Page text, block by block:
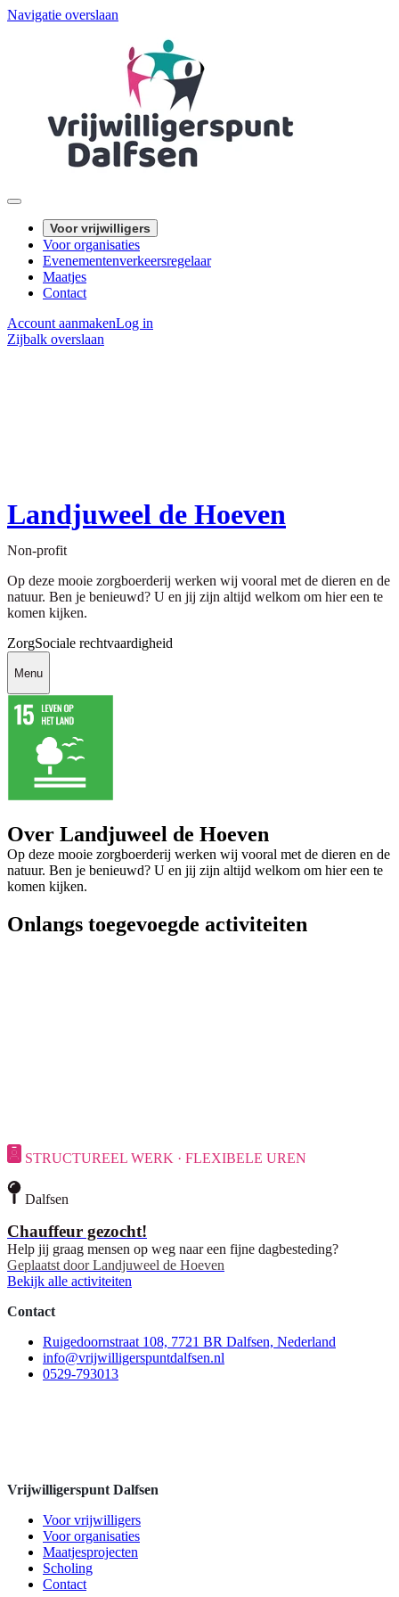
Navigatie overslaan
Voor vrijwilligers
Voor organisaties
Evenementenverkeersregelaar
Maatjes
Contact
Account aanmakenLog in
Zijbalk overslaan
Landjuweel de Hoeven
Non-profit
Op deze mooie zorgboerderij werken wij vooral met de dieren en de
natuur. Ben je benieuwd? U en jij zijn altijd welkom om hier een te
komen kijken.
ZorgSociale rechtvaardigheid
Menu
Over Landjuweel de Hoeven
Op deze mooie zorgboerderij werken wij vooral met de dieren en de
natuur. Ben je benieuwd? U en jij zijn altijd welkom om hier een te
komen kijken.
Onlangs toegevoegde activiteiten
STRUCTUREEL WERK · FLEXIBELE UREN
Dalfsen
Chauffeur gezocht!
Help jij graag mensen op weg naar een fijne dagbesteding?
Geplaatst door Landjuweel de Hoeven
Bekijk alle activiteiten
Contact
Ruigedoornstraat 108, 7721 BR Dalfsen, Nederland
info@vrijwilligerspuntdalfsen.nl
0529-793013
Vrijwilligerspunt Dalfsen
Voor vrijwilligers
Voor organisaties
Maatjesprojecten
Scholing
Contact